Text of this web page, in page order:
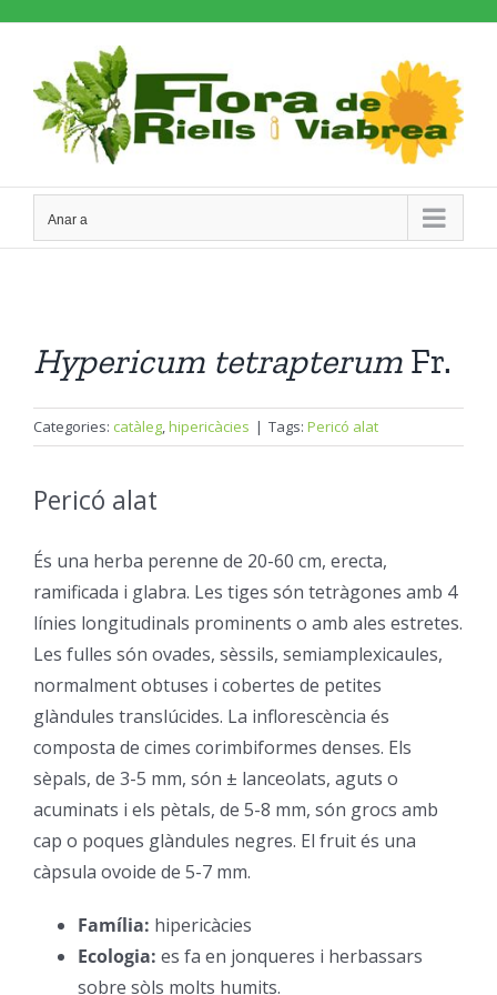
content
Anar a
Hypericum tetrapterum Fr.
Categories: catàleg,hipericàcies | Tags: Pericó alat
Pericó alat
És una herba perenne de 20-60 cm, erecta,
ramificada i glabra. Les tiges són tetràgones amb 4
línies longitudinals prominents o amb ales estretes.
Les fulles són ovades, sèssils, semiamplexicaules,
normalment obtuses i cobertes de petites
glàndules translúcides. La inflorescència és
composta de cimes corimbiformes denses. Els
sèpals, de 3-5 mm, són ± lanceolats, aguts o
acuminats i els pètals, de 5-8 mm, són grocs amb
cap o poques glàndules negres. El fruit és una
càpsula ovoide de 5-7 mm.
Família: hipericàcies
Ecologia: es fa en jonqueres i herbassars
sobre sòls molts humits.